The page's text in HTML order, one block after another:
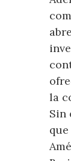
la
Sin